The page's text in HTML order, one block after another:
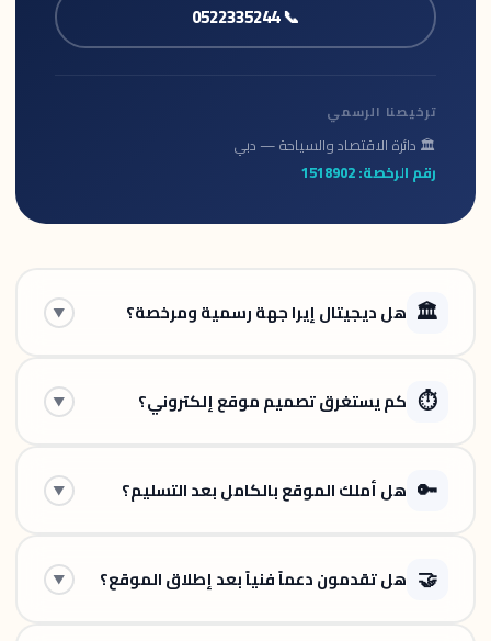
📞 0522335244
ترخيصنا الرسمي
🏛️ دائرة الاقتصاد والسياحة — دبي
رقم الرخصة: 1518902
🏛️ هل ديجيتال إيرا جهة رسمية ومرخصة؟ ▼
⏱️ كم يستغرق تصميم موقع إلكتروني؟ ▼
🔑 هل أملك الموقع بالكامل بعد التسليم؟ ▼
🤝 هل تقدمون دعماً فنياً بعد إطلاق الموقع؟ ▼